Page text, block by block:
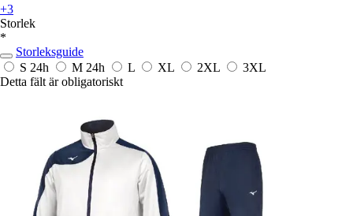
+3
Storlek
*
Storleksguide
S 24h M 24h L XL 2XL
3XL
Detta fält är obligatoriskt